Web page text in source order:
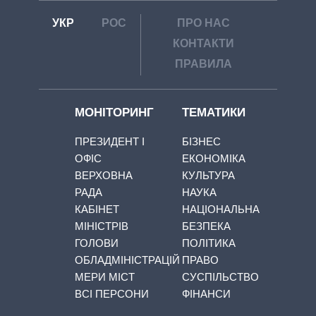
УКР РОС
ПРО НАС
КОНТАКТИ
ПРАВИЛА
МОНІТОРИНГ
ПРЕЗИДЕНТ І
ОФІС
ВЕРХОВНА
РАДА
КАБІНЕТ
МІНІСТРІВ
ГОЛОВИ
ОБЛАДМІНІСТРАЦІЙ
МЕРИ МІСТ
ВСІ ПЕРСОНИ
ТЕМАТИКИ
БІЗНЕС
ЕКОНОМІКА
КУЛЬТУРА
НАУКА
НАЦІОНАЛЬНА
БЕЗПЕКА
ПОЛІТИКА
ПРАВО
СУСПІЛЬСТВО
ФІНАНСИ